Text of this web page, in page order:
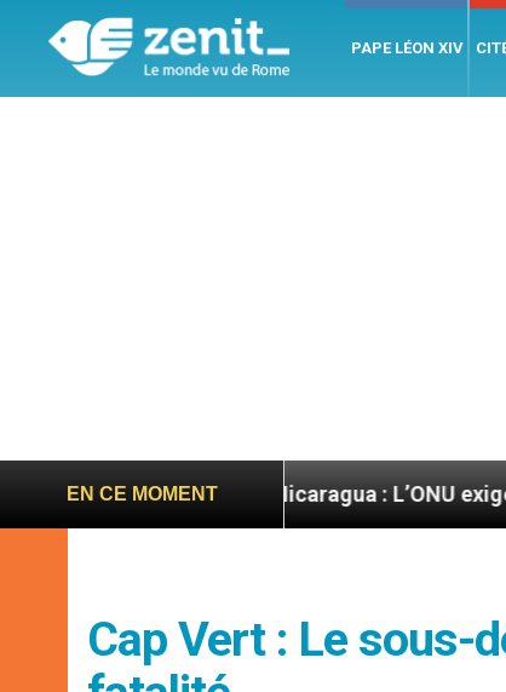
PAPE LÉON XIV
EN CE MOMENT
go ! » Nicaragua : L’ONU exige des
Cap Vert : Le sous-